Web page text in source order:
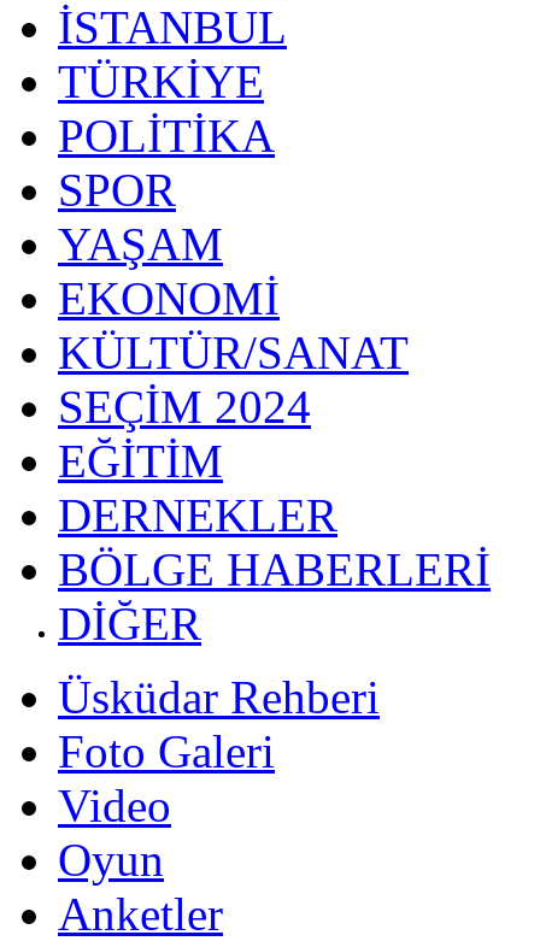
İSTANBUL
TÜRKİYE
POLİTİKA
SPOR
YAŞAM
EKONOMİ
KÜLTÜR/SANAT
SEÇİM 2024
EĞİTİM
DERNEKLER
BÖLGE HABERLERİ
DİĞER
Üsküdar Rehberi
Foto Galeri
Video
Oyun
Anketler